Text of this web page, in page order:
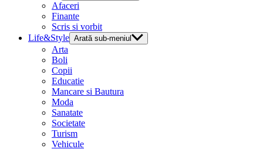
Afaceri
Finante
Scris si vorbit
Life&Style Arată sub-meniul
Arta
Boli
Copii
Educatie
Mancare si Bautura
Moda
Sanatate
Societate
Turism
Vehicule